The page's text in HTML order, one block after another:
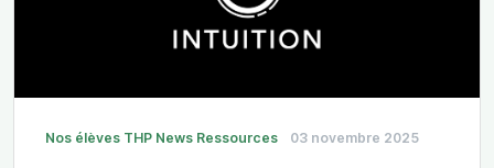
Nos élèves THP News Ressources 03 novembre 2025